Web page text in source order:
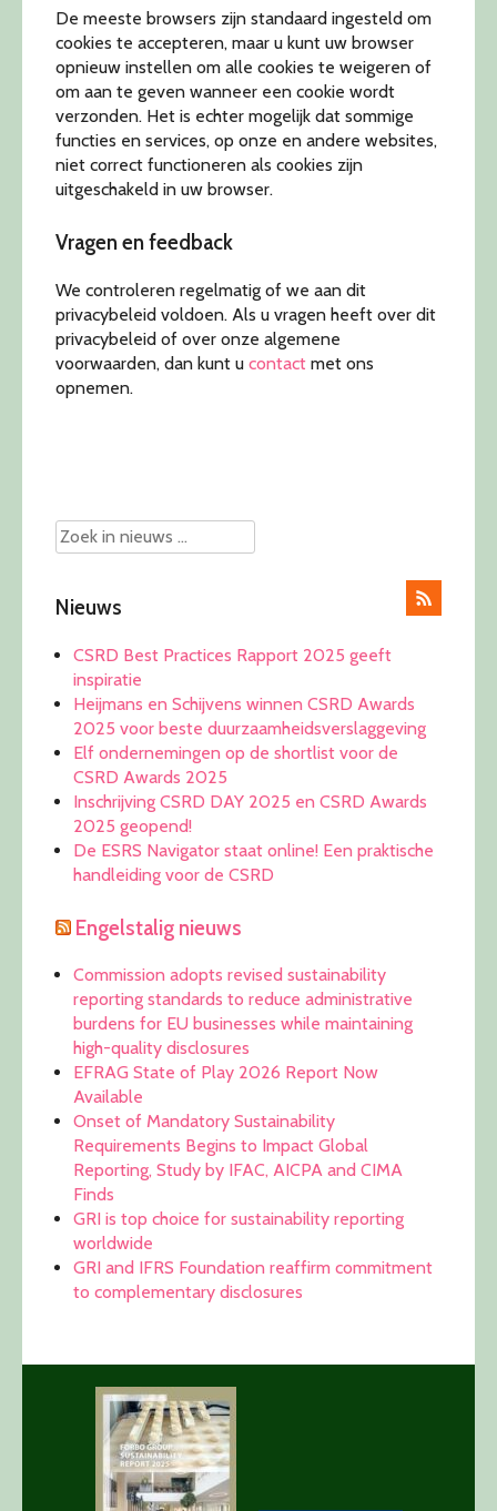
De meeste browsers zijn standaard ingesteld om
cookies te accepteren, maar u kunt uw browser
opnieuw instellen om alle cookies te weigeren of
om aan te geven wanneer een cookie wordt
verzonden. Het is echter mogelijk dat sommige
functies en services, op onze en andere websites,
niet correct functioneren als cookies zijn
uitgeschakeld in uw browser.
Vragen en feedback
We controleren regelmatig of we aan dit
privacybeleid voldoen. Als u vragen heeft over dit
privacybeleid of over onze algemene
voorwaarden, dan kunt u contact met ons
opnemen.
Nieuws
CSRD Best Practices Rapport 2025 geeft
inspiratie
Heijmans en Schijvens winnen CSRD Awards
2025 voor beste duurzaamheidsverslaggeving
Elf ondernemingen op de shortlist voor de
CSRD Awards 2025
Inschrijving CSRD DAY 2025 en CSRD Awards
2025 geopend!
De ESRS Navigator staat online! Een praktische
handleiding voor de CSRD
Engelstalig nieuws
Commission adopts revised sustainability
reporting standards to reduce administrative
burdens for EU businesses while maintaining
high-quality disclosures
EFRAG State of Play 2026 Report Now
Available
Onset of Mandatory Sustainability
Requirements Begins to Impact Global
Reporting, Study by IFAC, AICPA and CIMA
Finds
GRI is top choice for sustainability reporting
worldwide
GRI and IFRS Foundation reaffirm commitment
to complementary disclosures